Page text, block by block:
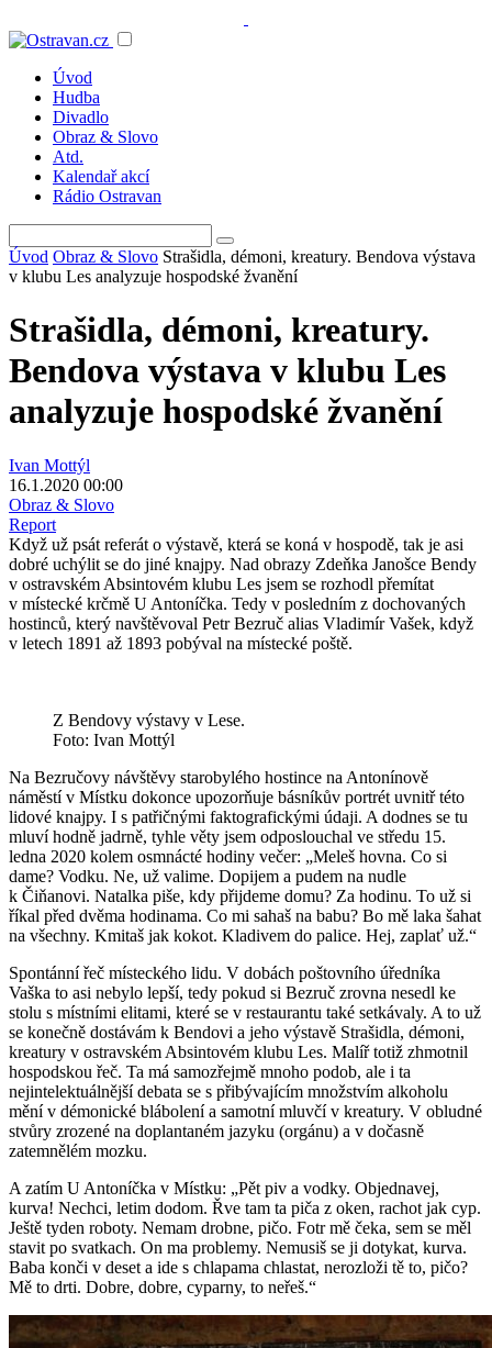
Úvod
Hudba
Divadlo
Obraz & Slovo
Atd.
Kalendař akcí
Rádio Ostravan
Úvod Obraz & Slovo Strašidla, démoni, kreatury. Bendova výstava
v klubu Les analyzuje hospodské žvanění
Strašidla, démoni, kreatury.
Bendova výstava v klubu Les
analyzuje hospodské žvanění
Ivan Mottýl
16.1.2020 00:00
Obraz & Slovo
Report
Když už psát referát o výstavě, která se koná v hospodě, tak je asi
dobré uchýlit se do jiné knajpy. Nad obrazy Zdeňka Janošce Bendy
v ostravském Absintovém klubu Les jsem se rozhodl přemítat
v místecké krčmě U Antoníčka. Tedy v posledním z dochovaných
hostinců, který navštěvoval Petr Bezruč alias Vladimír Vašek, když
v letech 1891 až 1893 pobýval na místecké poště.
Z Bendovy výstavy v Lese.
Foto: Ivan Mottýl
Na Bezručovy návštěvy starobylého hostince na Antonínově
náměstí v Místku dokonce upozorňuje básníkův portrét uvnitř této
lidové knajpy. I s patřičnými faktografickými údaji. A dodnes se tu
mluví hodně jadrně, tyhle věty jsem odposlouchal ve středu 15.
ledna 2020 kolem osmnácté hodiny večer: „Meleš hovna. Co si
dame? Vodku. Ne, už valime. Dopijem a pudem na nudle
k Čiňanovi. Natalka piše, kdy přijdeme domu? Za hodinu. To už si
říkal před dvěma hodinama. Co mi sahaš na babu? Bo mě laka šahat
na všechny. Kmitaš jak kokot. Kladivem do palice. Hej, zaplať už.“
Spontánní řeč místeckého lidu. V dobách poštovního úředníka
Vaška to asi nebylo lepší, tedy pokud si Bezruč zrovna nesedl ke
stolu s místními elitami, které se v restaurantu také setkávaly. A to už
se konečně dostávám k Bendovi a jeho výstavě Strašidla, démoni,
kreatury v ostravském Absintovém klubu Les. Malíř totiž zhmotnil
hospodskou řeč. Ta má samozřejmě mnoho podob, ale i ta
nejintelektuálnější debata se s přibývajícím množstvím alkoholu
mění v démonické blábolení a samotní mluvčí v kreatury. V obludné
stvůry zrozené na doplantaném jazyku (orgánu) a v dočasně
zatemnělém mozku.
A zatím U Antoníčka v Místku: „Pět piv a vodky. Objednavej,
kurva! Nechci, letim dodom. Řve tam ta piča z oken, rachot jak cyp.
Ještě tyden roboty. Nemam drobne, pičo. Fotr mě čeka, sem se měl
stavit po svatkach. On ma problemy. Nemusiš se ji dotykat, kurva.
Baba konči v deset a ide s chlapama chlastat, nerozloži tě to, pičo?
Mě to drti. Dobre, dobre, cyparny, to neřeš.“